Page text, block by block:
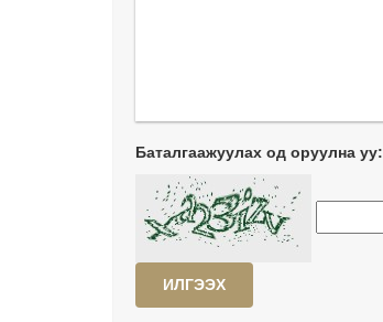
Баталгаажуулах од оруулна уу:
ИЛГЭЭХ